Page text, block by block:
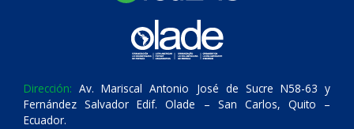
Dirección: Av. Mariscal Antonio José de Sucre N58-63 y
Fernández Salvador Edif. Olade – San Carlos, Quito –
Ecuador.